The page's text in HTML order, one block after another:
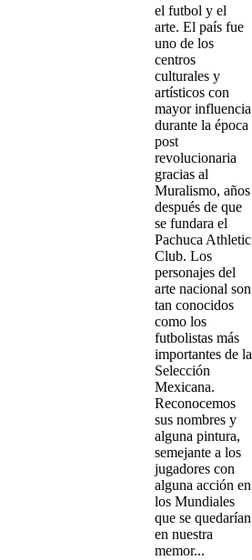
el futbol y el
arte. El país fue
uno de los
centros
culturales y
artísticos con
mayor influencia
durante la época
post
revolucionaria
gracias al
Muralismo, años
después de que
se fundara el
Pachuca Athletic
Club. Los
personajes del
arte nacional son
tan conocidos
como los
futbolistas más
importantes de la
Selección
Mexicana.
Reconocemos
sus nombres y
alguna pintura,
semejante a los
jugadores con
alguna acción en
los Mundiales
que se quedarían
en nuestra
memor...